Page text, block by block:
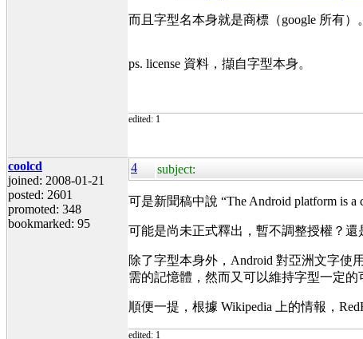
而且字型名本身就是商標（google 所有
ps. license 資料，擷自字型本身。
edited: 1
coolcd
joined: 2008-01-21
posted: 2601
promoted: 348
bookmarked: 95
4 subject:
可是新聞稿中說 “The Android platform is a
可能是尚未正式釋出，暫不調整授權？還
除了字型本身外，Android 對亞洲文字使
需的記憶體，然而又可以維持字型一定
順便一提，根據 Wikipedia 上的情報，
edited: 1